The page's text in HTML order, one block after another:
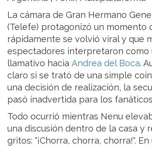
La cámara de Gran Hermano
(Telefe) protagonizó un momento
rápidamente se volvió viral y que
espectadores interpretaron como
llamativo hacia Andrea del Boca.
claro si se trató de una simple
una decisión de realización, la
pasó inadvertida para los
Todo ocurrió mientras Nenu
una discusión dentro de la casa y
gritos: "¡Chorra, chorra, chorra!".